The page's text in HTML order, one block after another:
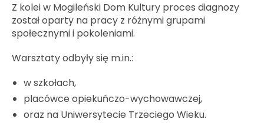
Z kolei w Mogileński Dom Kultury proces diagnozy
został oparty na pracy z różnymi grupami
społecznymi i pokoleniami.
Warsztaty odbyły się m.in.:
w szkołach,
placówce opiekuńczo-wychowawczej,
oraz na Uniwersytecie Trzeciego Wieku.